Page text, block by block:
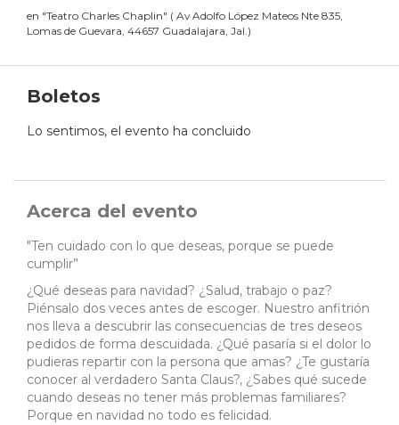
en "Teatro Charles Chaplin" ( Av Adolfo López Mateos Nte 835,
Lomas de Guevara, 44657 Guadalajara, Jal.)
Boletos
Lo sentimos, el evento ha concluido
Acerca del evento
"Ten cuidado con lo que deseas, porque se puede
cumplir”
¿Qué deseas para navidad? ¿Salud, trabajo o paz?
Piénsalo dos veces antes de escoger. Nuestro anfitrión
nos lleva a descubrir las consecuencias de tres deseos
pedidos de forma descuidada. ¿Qué pasaría si el dolor lo
pudieras repartir con la persona que amas? ¿Te gustaría
conocer al verdadero Santa Claus?, ¿Sabes qué sucede
cuando deseas no tener más problemas familiares?
Porque en navidad no todo es felicidad.